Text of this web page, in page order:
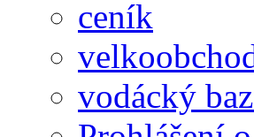
ceník
vodácký